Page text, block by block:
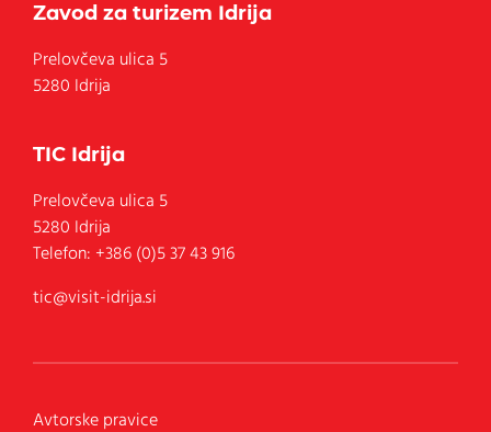
Zavod za turizem Idrija
Prelovčeva ulica 5
5280 Idrija
TIC Idrija
Prelovčeva ulica 5
5280 Idrija
Telefon: +386 (0)5 37 43 916
tic@visit-idrija.si
Avtorske pravice